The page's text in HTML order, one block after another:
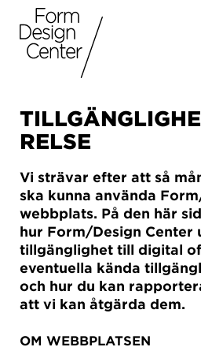
RELSE
Vi strävar efter att så
ska kunna använda
webbplats. På den här
hur Form/Design Center
tillgänglighet till digital
eventuella kända
och hur du kan
att vi kan åtgärda dem.
OM WEBBPLATSEN